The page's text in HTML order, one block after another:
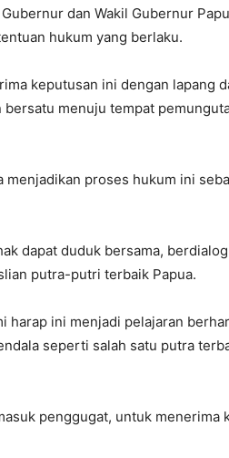
dan Wakil Gubernur
hukum yang berlaku.
keputusan ini dengan lapang
menuju tempat
proses hukum ini
dapat duduk bersama,
putra-putri terbaik Papua.
harap ini menjadi pelajaran
seperti salah satu putra
penggugat, untuk menerima